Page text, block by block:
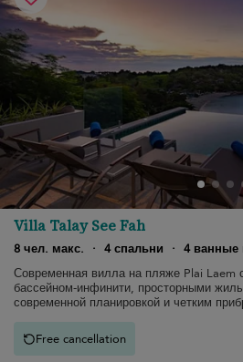
Villa Talay See Fah
8 чел. макс.
· 4 спальни · 4 ванные
Современная вилла на пляже Plai Laem
бассейном-инфинити, просторными
современной планировкой и четким
Free cancellation